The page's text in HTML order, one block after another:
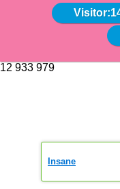
12 933 979
Insane